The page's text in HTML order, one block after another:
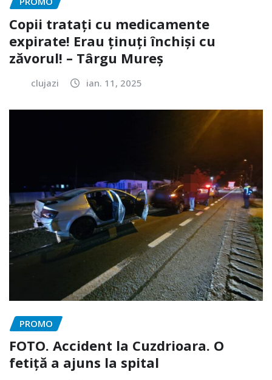
Copii tratați cu medicamente
expirate! Erau ținuți închiși cu
zăvorul! – Târgu Mureș
clujazi ian. 11, 2025
PROMO
FOTO. Accident la Cuzdrioara. O
fetiță a ajuns la spital